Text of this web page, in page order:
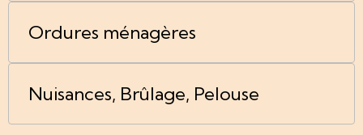
Ordures ménagères
Nuisances, Brûlage, Pelouse